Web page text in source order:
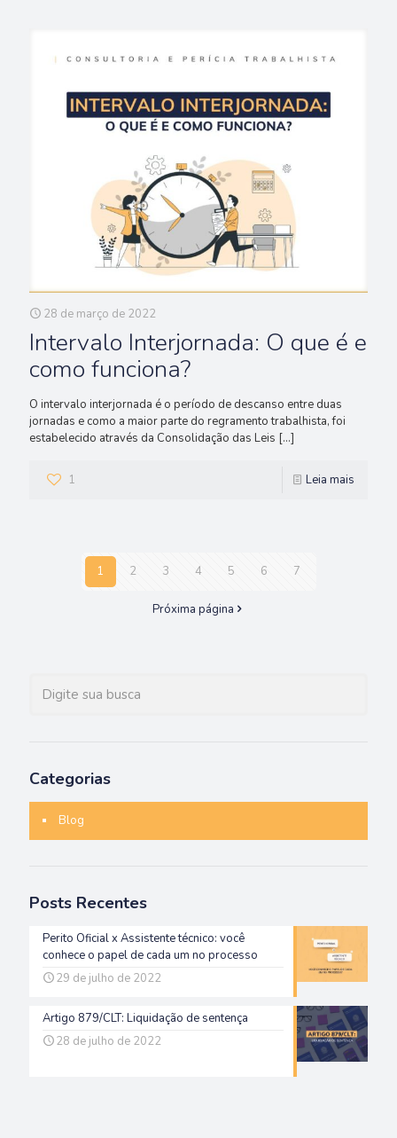
28 de março de 2022
Intervalo Interjornada: O que é e
como funciona?
O intervalo interjornada é o período de descanso entre duas
jornadas e como a maior parte do regramento trabalhista, foi
estabelecido através da Consolidação das Leis […]
1 Leia mais
1 2 3 4 5 6 7
Próxima página
Categorias
Blog
Posts Recentes
Perito Oficial x Assistente técnico: você
conhece o papel de cada um no processo
29 de julho de 2022
Artigo 879/CLT: Liquidação de sentença
28 de julho de 2022